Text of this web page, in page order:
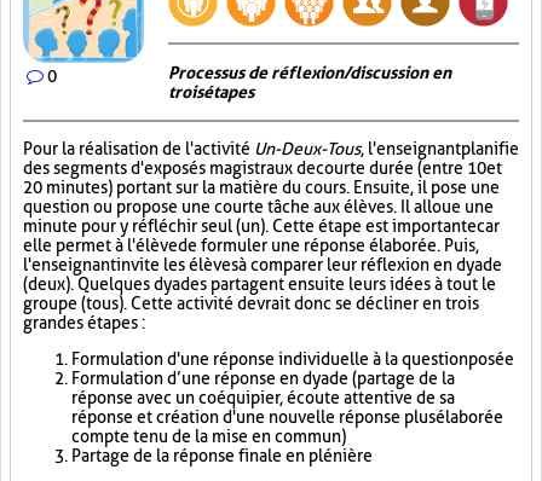
0
Processus de réflexion/discussion en
trois étapes
Pour la réalisation de l'activité Un-Deux-Tous, l'enseignant planifie
des segments d'exposés magistraux de courte durée (entre 10 et
20 minutes) portant sur la matière du cours. Ensuite, il pose une
question ou propose une courte tâche aux élèves. Il alloue une
minute pour y réfléchir seul (un). Cette étape est importante car
elle permet à l'élève de formuler une réponse élaborée. Puis,
l'enseignant invite les élèves à comparer leur réflexion en dyade
(deux). Quelques dyades partagent ensuite leurs idées à tout le
groupe (tous). Cette activité devrait donc se décliner en trois
grandes étapes :
Formulation d'une réponse individuelle à la question posée
Formulation d’une réponse en dyade (partage de la
réponse avec un coéquipier, écoute attentive de sa
réponse et création d'une nouvelle réponse plus élaborée
compte tenu de la mise en commun)
Partage de la réponse finale en plénière